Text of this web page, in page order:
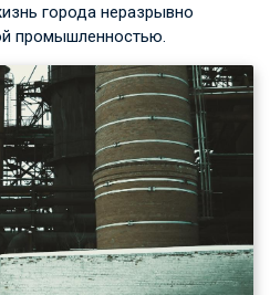
города неразрывно
промышленностью.